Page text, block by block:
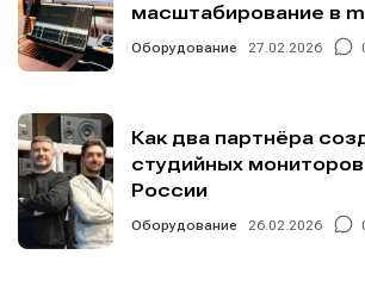
масштабирование в
Оборудование 27.02.2026
Как два партнёра
студийных мониторов
России
Оборудование 26.02.2026